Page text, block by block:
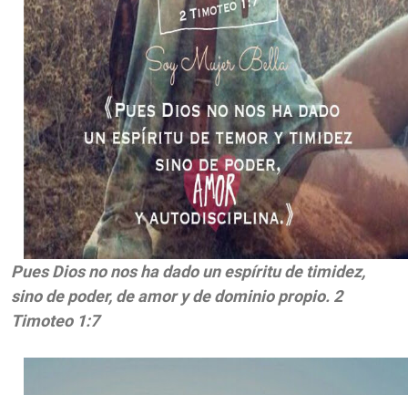
Pues Dios no nos ha dado un espíritu de timidez,
sino de poder, de amor y de dominio propio. 2
Timoteo 1:7